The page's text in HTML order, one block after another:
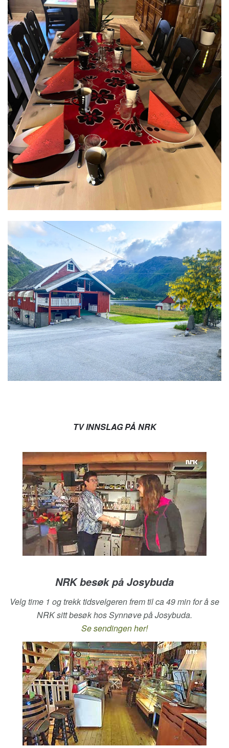
TV INNSLAG PÅ NRK
NRK besøk på Josybuda
Velg time 1 og trekk tidsvelgeren frem til ca 49 min for å se
NRK sitt besøk hos Synnøve på Josybuda.
Se sendingen her!